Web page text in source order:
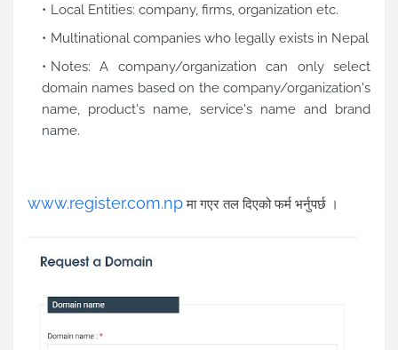
Local Entities: company, firms, organization etc.
Multinational companies who legally exists in Nepal
Notes: A company/organization can only select
domain names based on the company/organization's
name, product's name, service's name and brand
name.
www.register.com.npमा गएर तल दिएको फर्म भर्नुपर्छ ।